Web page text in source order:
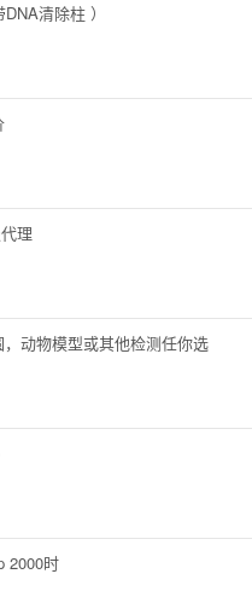
清除柱 ）
理
动物模型或其他检测任你选
2000时